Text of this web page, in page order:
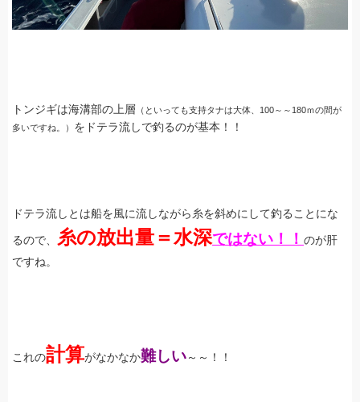
トンジギは海溝部の上層 （といっても支持タナは大体、100～～180ｍの間が
多いですね。） をドテラ流しで釣るのが基本！！
ドテラ流しとは船を風に流しながら糸を斜めにして釣ることにな
るので、 糸の放出量＝水深ではない！！ のが肝
ですね。
これの計算がなかなか難しい～～！！